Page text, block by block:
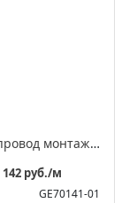
Ретро провод монтажный витой в оплетке из полиэфирной нити, серия "МезонинЪ"
142 руб./м
GE70141-01